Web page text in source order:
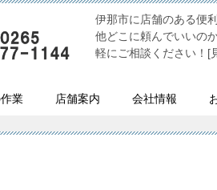
伊那市に店舗のある便
他どこに頼んでいいの
軽にご相談ください！[
業 店舗案内 会社情報